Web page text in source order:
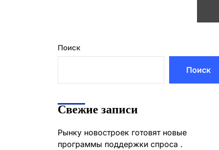
Поиск
Поиск
Свежие записи
Рынку новостроек готовят новые
программы поддержки спроса .